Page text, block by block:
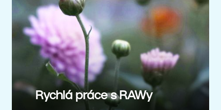
Rychlá práce s RAWy